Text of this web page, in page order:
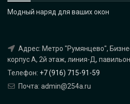
Модный наряд для ваших окон
Адрес: Метро "Румянцево",
корпус А, 2й этаж, линия-Д, павильон
Телефон: +7 (916) 715-91-59
Почта: admin@254a.ru